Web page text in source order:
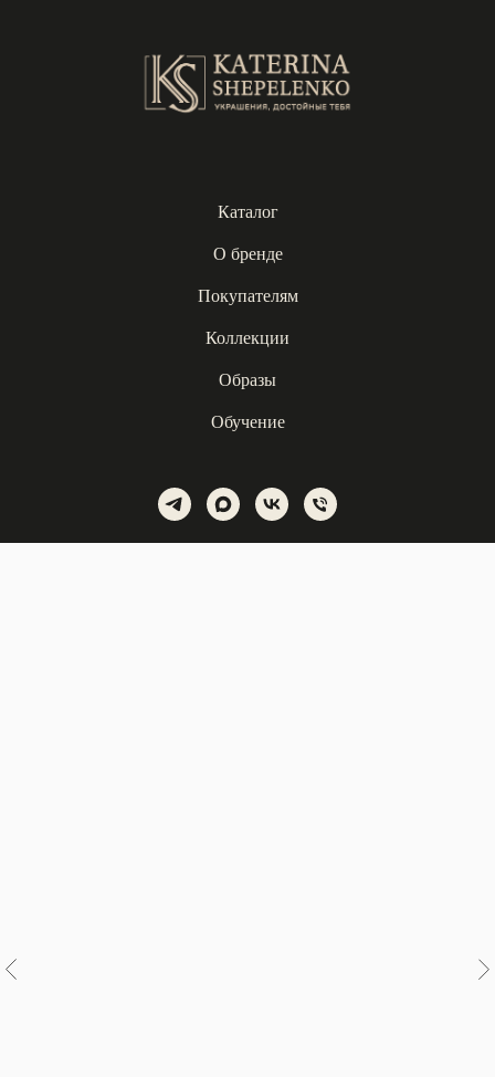
Каталог
О бренде
Покупателям
Коллекции
Образы
Обучение